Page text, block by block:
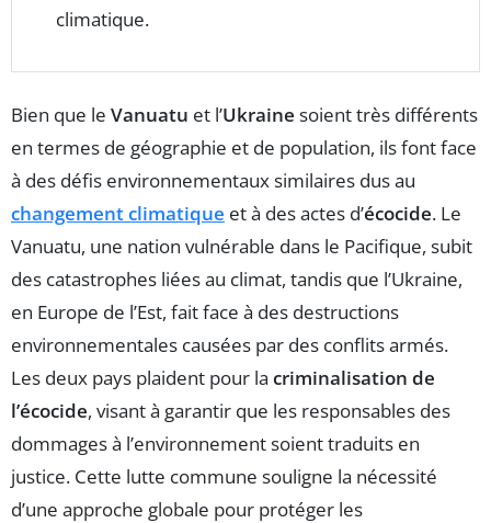
climatique.
Bien que le Vanuatu et l’Ukraine soient très différents
en termes de géographie et de population, ils font face
à des défis environnementaux similaires dus au
changement climatique et à des actes d’écocide. Le
Vanuatu, une nation vulnérable dans le Pacifique, subit
des catastrophes liées au climat, tandis que l’Ukraine,
en Europe de l’Est, fait face à des destructions
environnementales causées par des conflits armés.
Les deux pays plaident pour la criminalisation de
l’écocide, visant à garantir que les responsables des
dommages à l’environnement soient traduits en
justice. Cette lutte commune souligne la nécessité
d’une approche globale pour protéger les